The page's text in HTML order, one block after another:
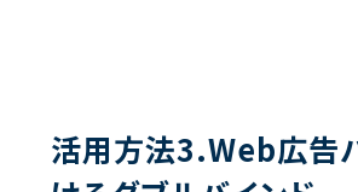
活用方法3.Web広告